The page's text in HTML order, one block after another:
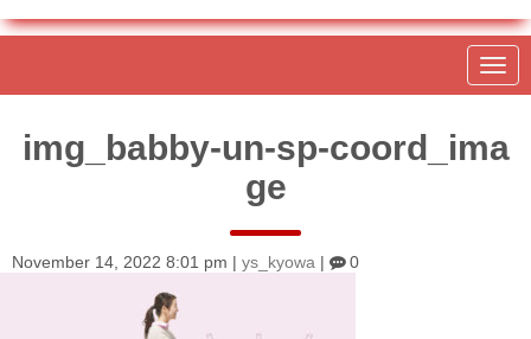
N
a
g
a
img_babby-un-sp-coord_ima
ge
November 14, 2022 8:01 pm ys_kyowa 0